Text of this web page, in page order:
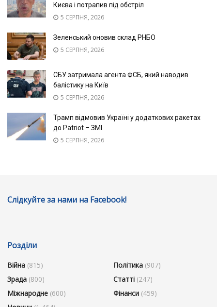
Києва і потрапив під обстріл
5 СЕРПНЯ, 2026
Зеленський оновив склад РНБО
5 СЕРПНЯ, 2026
СБУ затримала агента ФСБ, який наводив
балістику на Київ
5 СЕРПНЯ, 2026
Трамп відмовив Україні у додаткових ракетах
до Patriot – ЗМІ
5 СЕРПНЯ, 2026
Слідкуйте за нами на Facebook!
Розділи
Війна (815)
Зрада (800)
Міжнародне (600)
Політика (907)
Статті (247)
Фінанси (459)